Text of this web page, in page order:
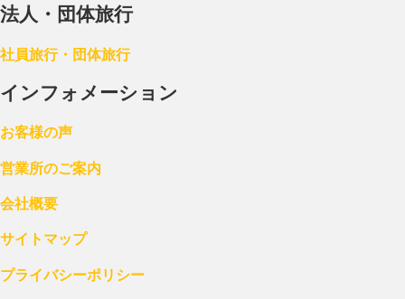
法人・団体旅行
社員旅行・団体旅行
インフォメーション
お客様の声
営業所のご案内
会社概要
サイトマップ
プライバシーポリシー